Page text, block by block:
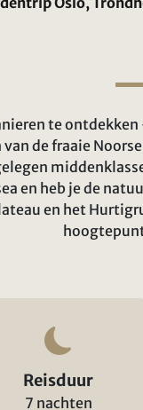
te
de fraaie
en heb je de
en het
Reisduur
7 nachten